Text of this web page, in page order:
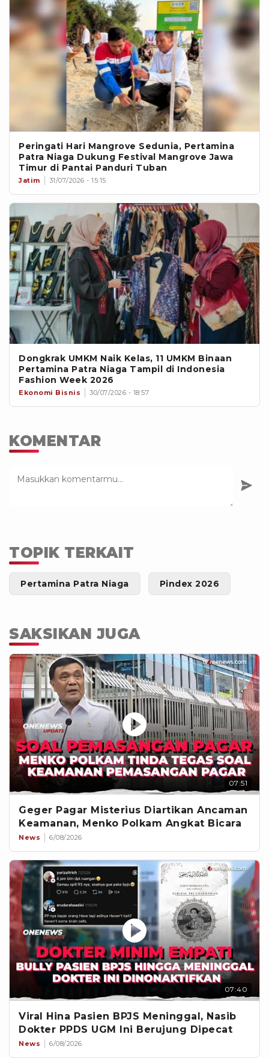
Peringati Hari Mangrove Sedunia, Pertamina
Patra Niaga Dukung Festival Mangrove Jawa
Timur di Pantai Panduri Tuban
Jatim 31/07/2026 - 15:15
Dongkrak UMKM Naik Kelas, 11 UMKM Binaan
Pertamina Patra Niaga Tampil di Indonesia
Fashion Week 2026
Ekonomi Bisnis 30/07/2026 - 18:57
KOMENTAR
TOPIK TERKAIT
Pertamina Patra Niaga Pindex 2026
SAKSIKAN JUGA
07:51
Geger Pagar Misterius Diartikan Ancaman
Keamanan, Menko Polkam Angkat Bicara
News 6/08/2026
07:40
Viral Hina Pasien BPJS Meninggal, Nasib
Dokter PPDS UGM Ini Berujung Dipecat
News 6/08/2026